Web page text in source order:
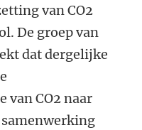
van CO2
De groep van
dat dergelijke
van CO2 naar